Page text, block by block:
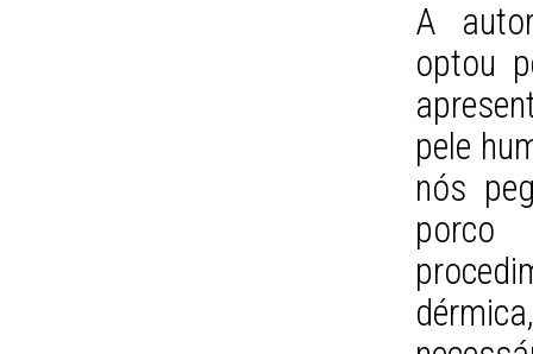
A
optou
pele
nós
porco